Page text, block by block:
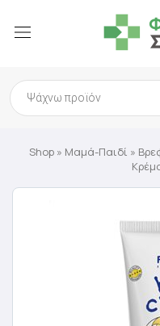
Products
search
Shop » Μαμά-Παιδί »